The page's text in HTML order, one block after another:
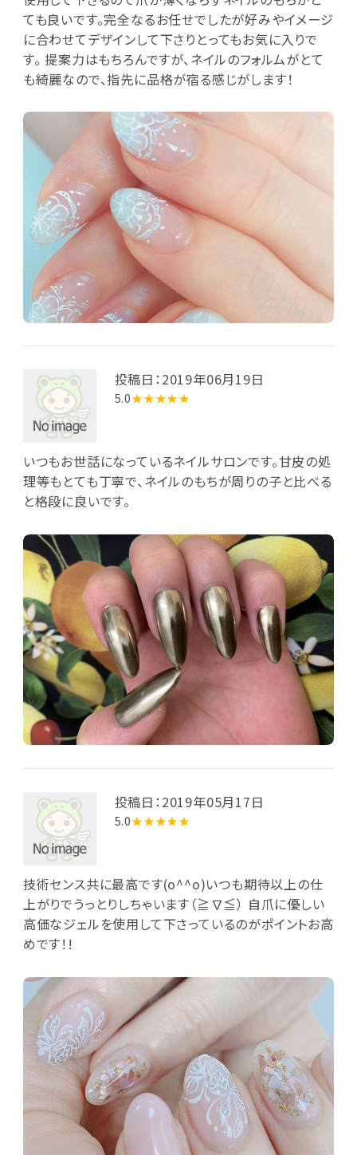
ても良いです。完全なるお任せでしたが好みやイメージ
に合わせてデザインして下さりとってもお気に入りで
す。 提案力はもちろんですが、ネイルのフォルムがとて
も綺麗なので、指先に品格が宿る感じがします！
投稿日：2019年06月19日
5.0★★★★★
いつもお世話になっているネイルサロンです。甘皮の処
理等もとても丁寧で、ネイルのもちが周りの子と比べる
と格段に良いです。
投稿日：2019年05月17日
5.0★★★★★
技術センス共に最高です(o^^o)いつも期待以上の仕
上がりでうっとりしちゃいます（≧∇≦） 自爪に優しい
高価なジェルを使用して下さっているのがポイントお高
めです！!